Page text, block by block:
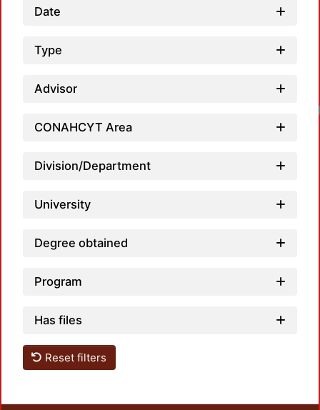
Date
Type
Advisor
CONAHCYT Area
Division/Department
University
Degree obtained
Program
Has files
Reset filters